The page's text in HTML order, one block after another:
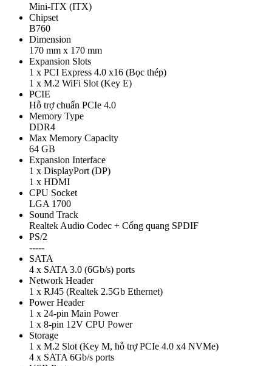
Mini-ITX (ITX)
Chipset
B760
Dimension
170 mm x 170 mm
Expansion Slots
1 x PCI Express 4.0 x16 (Bọc thép)
1 x M.2 WiFi Slot (Key E)
PCIE
Hỗ trợ chuẩn PCIe 4.0
Memory Type
DDR4
Max Memory Capacity
64 GB
Expansion Interface
1 x DisplayPort (DP)
1 x HDMI
CPU Socket
LGA 1700
Sound Track
Realtek Audio Codec + Cổng quang SPDIF
PS/2
-----
SATA
4 x SATA 3.0 (6Gb/s) ports
Network Header
1 x RJ45 (Realtek 2.5Gb Ethernet)
Power Header
1 x 24-pin Main Power
1 x 8-pin 12V CPU Power
Storage
1 x M.2 Slot (Key M, hỗ trợ PCIe 4.0 x4 NVMe)
4 x SATA 6Gb/s ports